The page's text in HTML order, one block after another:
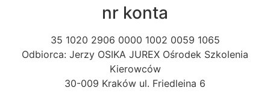
nr konta
35 1020 2906 0000 1002 0059 1065
Odbiorca: Jerzy OSIKA JUREX Ośrodek Szkolenia
Kierowców
30-009 Kraków ul. Friedleina 6